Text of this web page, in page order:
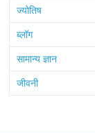
ज्योतिष
ब्लॉग
सामान्य ज्ञान
जीवनी